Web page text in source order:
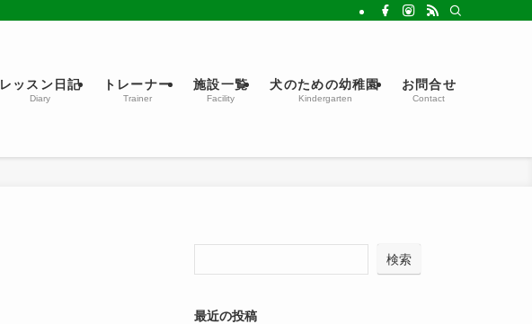
レッスン日記
Diary
トレーナー
Trainer
施設一覧
Facility
犬のための幼稚園
Kindergarten
お問合せ
Contact
検索
最近の投稿